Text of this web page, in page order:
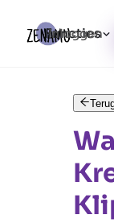
Functies
Inloggen